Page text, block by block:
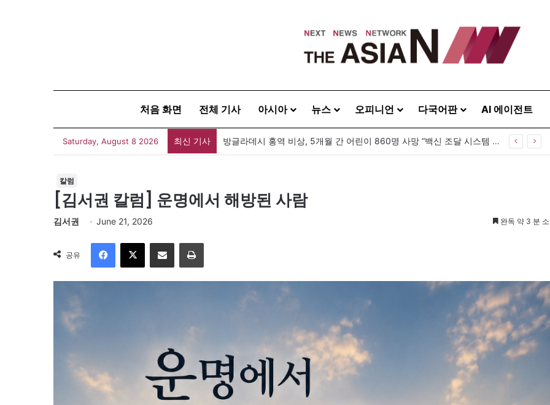
처음 화면 전체 기사 아시아 뉴스 오피니언 다국어판 AI 에이전트
Saturday, August 8 2026 최신 기사 아자뉴스바이트 20260808
칼럼
[김서권 칼럼] 운명에서 해방된 사람
김서권 June 21, 2026 완독 약 3 분
공유
Facebook
X 이메일 인쇄